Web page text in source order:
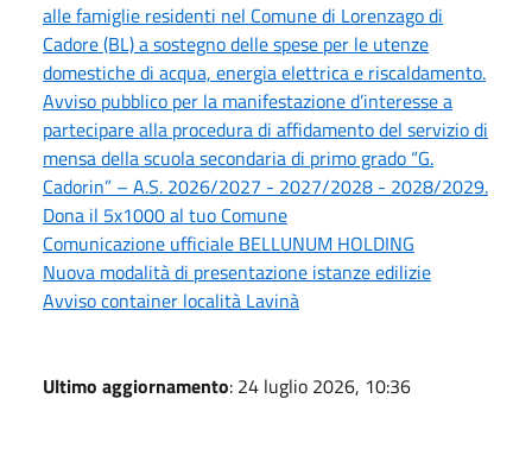
alle famiglie residenti nel Comune di Lorenzago di
Cadore (BL) a sostegno delle spese per le utenze
domestiche di acqua, energia elettrica e riscaldamento.
Avviso pubblico per la manifestazione d’interesse a
partecipare alla procedura di affidamento del servizio di
mensa della scuola secondaria di primo grado “G.
Cadorin” – A.S. 2026/2027 - 2027/2028 - 2028/2029.
Dona il 5x1000 al tuo Comune
Comunicazione ufficiale BELLUNUM HOLDING
Nuova modalità di presentazione istanze edilizie
Avviso container località Lavinà
Ultimo aggiornamento: 24 luglio 2026, 10:36